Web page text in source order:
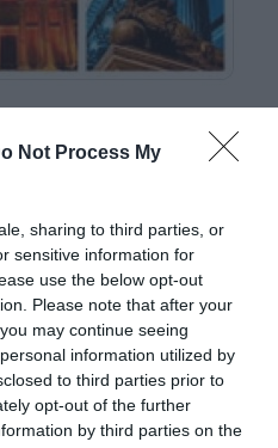
Not Process My
sharing to third parties, or
sensitive information for
use the below opt-out
Please note that after your
may continue seeing
information utilized by
to third parties prior to
opt-out of the further
by third parties on the
este artículo?
y recibe cada dia
de Hispanidad